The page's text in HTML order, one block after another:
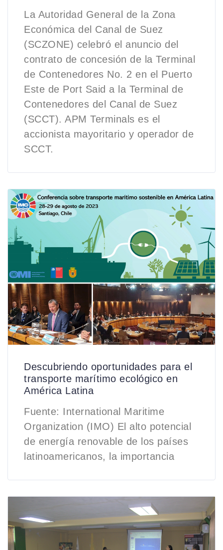
La Autoridad General de la Zona
Económica del Canal de Suez
(SCZONE) celebró el anuncio del
contrato de concesión de la Terminal
de Contenedores No. 2 en el Puerto
Este de Port Said a la Terminal de
Contenedores del Canal de Suez
(SCCT). APM Terminals es el
accionista mayoritario y operador de
SCCT.
Descubriendo oportunidades para el
transporte marítimo ecológico en
América Latina
Fuente: International Maritime
Organization (IMO) El alto potencial
de energía renovable de los países
latinoamericanos, la importancia